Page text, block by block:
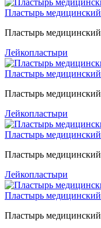
Пластырь
Пластырь
Лейкопластыри
Пластырь
Пластырь
Лейкопластыри
Пластырь
Пластырь
Лейкопластыри
Пластырь
Пластырь